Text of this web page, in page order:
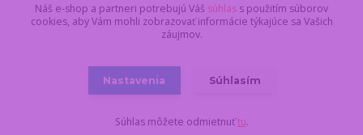
Vytvorené na
Eshop-rychlo.sk
Náš e-shop a partneri potrebujú Váš súhlas s použitím súborov
cookies, aby Vám mohli zobrazovať informácie týkajúce sa Vašich
záujmov.
Nastavenia Súhlasím
Súhlas môžete odmietnuťtu.